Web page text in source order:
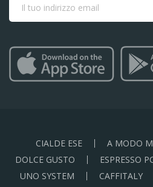
CIALDE ESE A MODO
DOLCE GUSTO
ESPRESSO
UNO SYSTEM
CAFFITALY